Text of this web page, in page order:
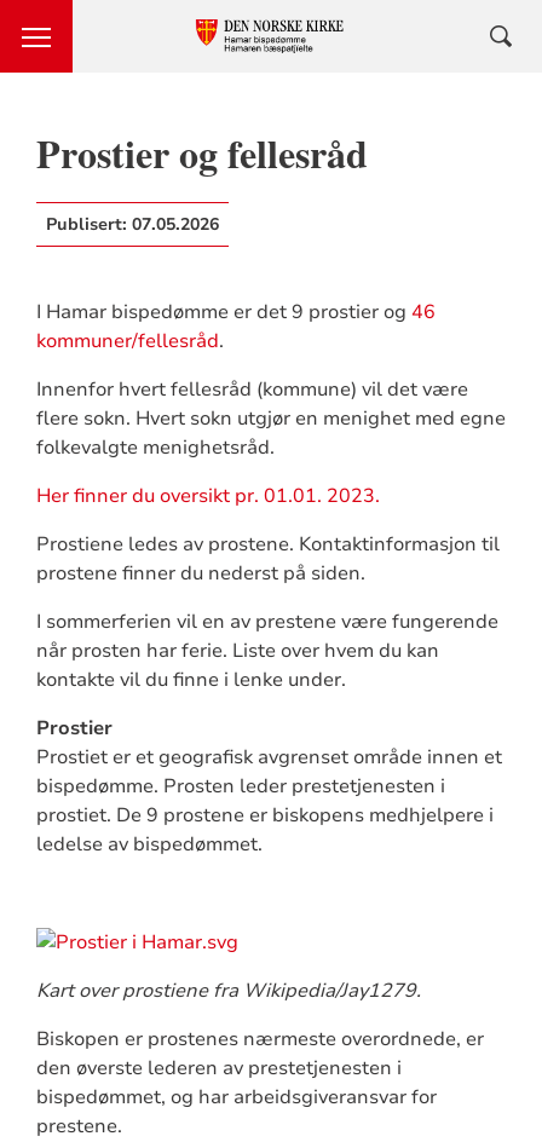
Prostier og fellesråd
Publisert: 07.05.2026
I Hamar bispedømme er det 9 prostier og 46
kommuner/fellesråd.
Innenfor hvert fellesråd (kommune) vil det være
flere sokn. Hvert sokn utgjør en menighet med egne
folkevalgte menighetsråd.
Her finner du oversikt pr. 01.01. 2023.
Prostiene ledes av prostene. Kontaktinformasjon til
prostene finner du nederst på siden.
I sommerferien vil en av prestene være fungerende
når prosten har ferie. Liste over hvem du kan
kontakte vil du finne i lenke under.
Prostier
Prostiet er et geografisk avgrenset område innen et
bispedømme. Prosten leder prestetjenesten i
prostiet. De 9 prostene er biskopens medhjelpere i
ledelse av bispedømmet.
Kart over prostiene fra Wikipedia/Jay1279.
Biskopen er prostenes nærmeste overordnede, er
den øverste lederen av prestetjenesten i
bispedømmet, og har arbeidsgiveransvar for
prestene.